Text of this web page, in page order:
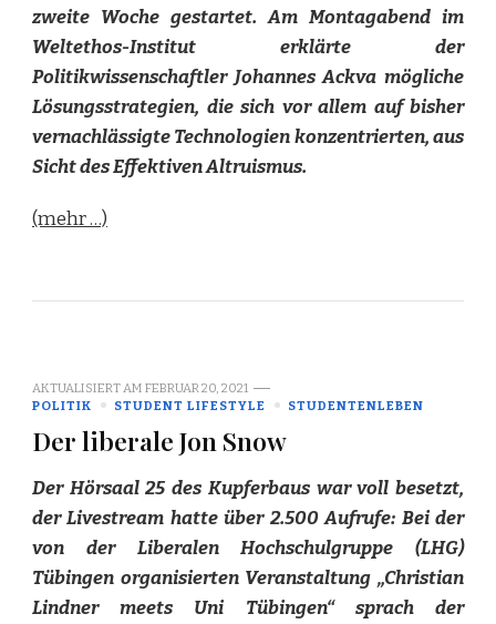
zweite Woche gestartet. Am Montagabend im
Weltethos-Institut erklärte der
Politikwissenschaftler Johannes Ackva mögliche
Lösungsstrategien, die sich vor allem auf bisher
vernachlässigte Technologien konzentrierten, aus
Sicht des Effektiven Altruismus.
(mehr …)
AKTUALISIERT AM FEBRUAR 20, 2021
POLITIK
STUDENT LIFESTYLE STUDENTENLEBEN
Der liberale Jon Snow
Der Hörsaal 25 des Kupferbaus war voll besetzt,
der Livestream hatte über 2.500 Aufrufe: Bei der
von der Liberalen Hochschulgruppe (LHG)
Tübingen organisierten Veranstaltung „Christian
Lindner meets Uni Tübingen“ sprach der